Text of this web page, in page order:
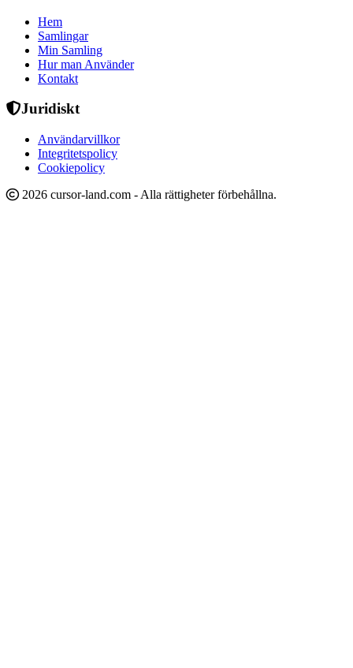
Hem
Samlingar
Min Samling
Hur man Använder
Kontakt
Juridiskt
Användarvillkor
Integritetspolicy
Cookiepolicy
2026 cursor-land.com - Alla rättigheter förbehållna.